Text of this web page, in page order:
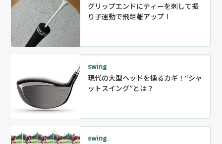
グリップエンドにティーを刺して振
り子運動で飛距離アップ！
swing
現代の大型ヘッドを操るカギ！“シャ
ットスイング”とは？
swing